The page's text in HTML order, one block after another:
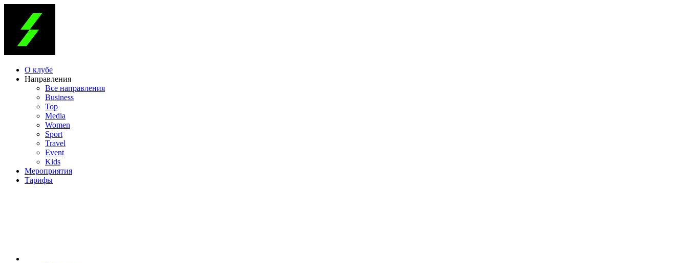
О клубе
Направления
Все направления
Business
Top
Media
Women
Sport
Travel
Event
Kids
Мероприятия
Тарифы